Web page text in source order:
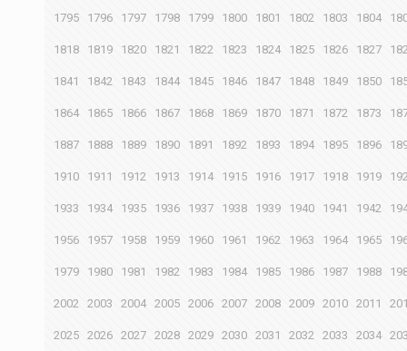
1795 1796 1797 1798 1799 1800 1801 1802 1803 1804
1818 1819 1820 1821 1822 1823 1824 1825 1826 1827
1841 1842 1843 1844 1845 1846 1847 1848 1849 1850
1864 1865 1866 1867 1868 1869 1870 1871 1872 1873
1887 1888 1889 1890 1891 1892 1893 1894 1895 1896
1910 1911 1912 1913 1914 1915 1916 1917 1918 1919
1933 1934 1935 1936 1937 1938 1939 1940 1941 1942
1956 1957 1958 1959 1960 1961 1962 1963 1964 1965
1979 1980 1981 1982 1983 1984 1985 1986 1987 1988
2002 2003 2004 2005 2006 2007 2008 2009 2010 2011
2025 2026 2027 2028 2029 2030 2031 2032 2033 2034